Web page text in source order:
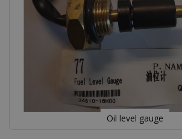
Oil level gauge